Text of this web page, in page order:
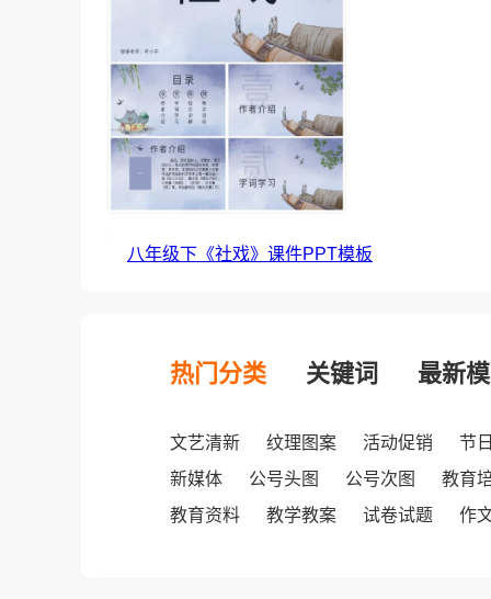
八年级下《社戏》课件PPT模板
热门分类 关键词 最新
文艺清新 纹理图案 活动促销
节
新媒体
公号头图 公号次图
教育
教育资料
教学教案 试卷试题 作